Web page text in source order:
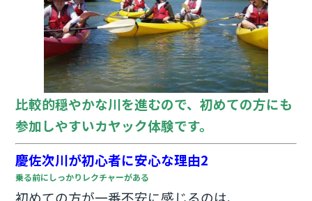
比較的穏やかな川を進むので、初めての方にも
参加しやすいカヤック体験です。
慶佐次川が初心者に安心な理由2
乗る前にしっかりレクチャーがある